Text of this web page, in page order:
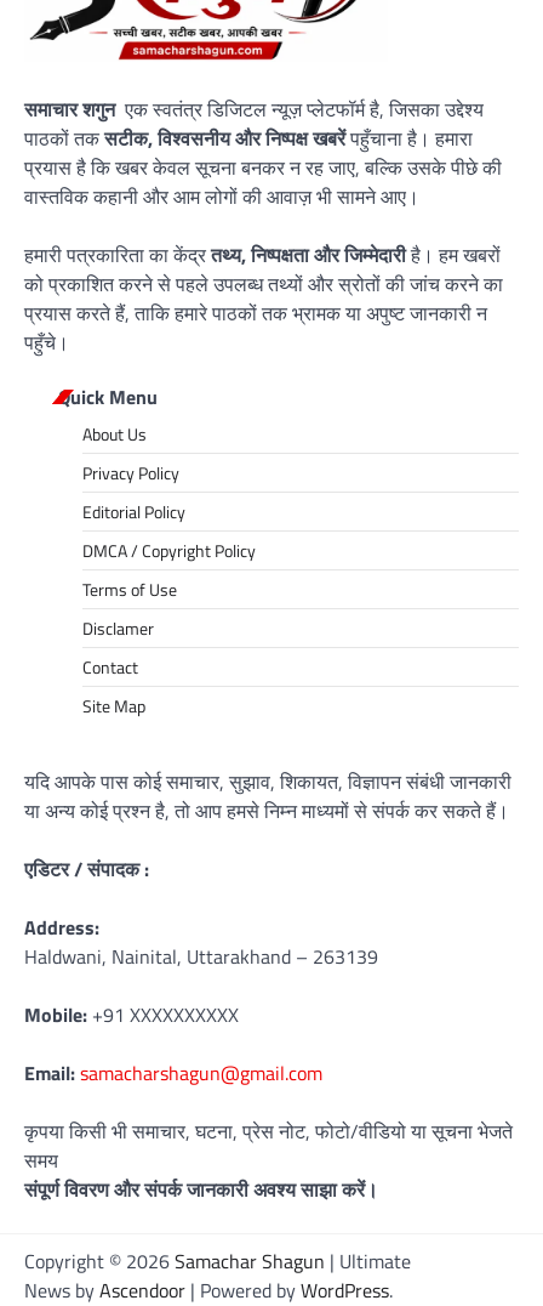
समाचार शगुन एक स्वतंत्र डिजिटल न्यूज़ प्लेटफॉर्म है, जिसका उद्देश्य
पाठकों तकसटीक, विश्वसनीय और निष्पक्ष खबरेंपहुँचाना है। हमारा
प्रयास है कि खबर केवल सूचना बनकर न रह जाए, बल्कि उसके पीछे की
वास्तविक कहानी और आम लोगों की आवाज़ भी सामने आए।
हमारी पत्रकारिता का केंद्रतथ्य, निष्पक्षता और जिम्मेदारीहै। हम खबरों
को प्रकाशित करने से पहले उपलब्ध तथ्यों और स्रोतों की जांच करने का
प्रयास करते हैं, ताकि हमारे पाठकों तक भ्रामक या अपुष्ट जानकारी न
पहुँचे।
Quick Menu
About Us
Privacy Policy
Editorial Policy
DMCA / Copyright Policy
Terms of Use
Disclamer
Contact
Site Map
यदि आपके पास कोई समाचार, सुझाव, शिकायत, विज्ञापन संबंधी जानकारी
या अन्य कोई प्रश्न है, तो आप हमसे निम्न माध्यमों से संपर्क कर सकते हैं।
एडिटर / संपादक :
Address:
Haldwani, Nainital, Uttarakhand – 263139
Mobile: +91 XXXXXXXXXX
Email:samacharshagun@gmail.com
कृपया किसी भी समाचार, घटना, प्रेस नोट, फोटो/वीडियो या सूचना भेजते
समय
संपूर्ण विवरण और संपर्क जानकारी अवश्य साझा करें।
Copyright © 2026Samachar Shagun | Ultimate
News byAscendoor | Powered byWordPress.